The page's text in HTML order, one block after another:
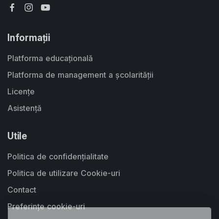
Informații
Platforma educațională
Platforma de management a școlarității
Licențe
Asistență
Utile
Politica de confidențialitate
Politica de utilizare Cookie-uri
Contact
Preferințe cookie-uri